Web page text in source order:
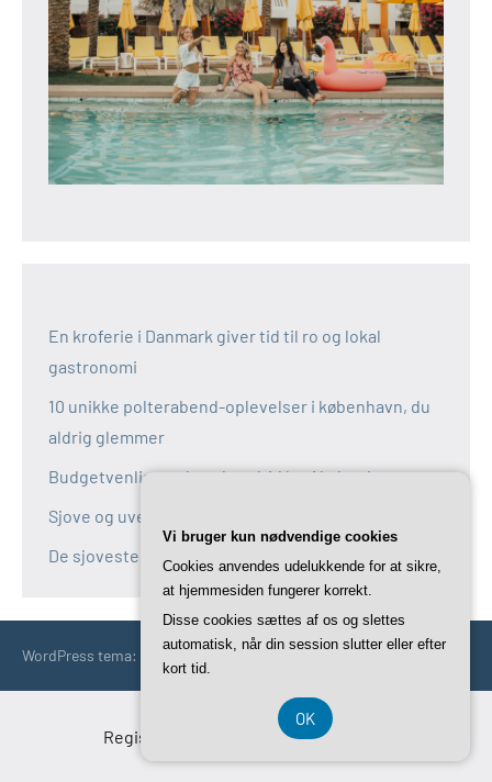
En kroferie i Danmark giver tid til ro og lokal
gastronomi
10 unikke polterabend-oplevelser i københavn, du
aldrig glemmer
Budgetvenlige polterabend-idéer i københavn
Sjove og uventede polterabend-idéer i københavn
De sjoveste aktiviteter til polterabend i københavn
WordPress tema: Occasio by ThemeZee.
Registreringsnummer DK-37 40 77 39
Vi bruger kun nødvendige cookies
Cookies anvendes udelukkende for at sikre,
at hjemmesiden fungerer korrekt.
Disse cookies sættes af os og slettes
automatisk, når din session slutter eller efter
kort tid.
OK